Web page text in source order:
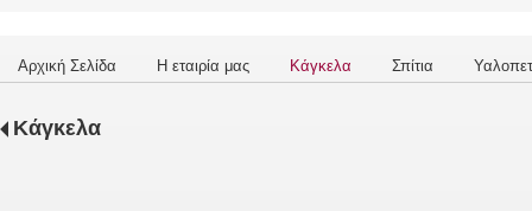
Αρχική Σελίδα Η εταιρία μας Κάγκελα Σπίτια
Κάγκελα